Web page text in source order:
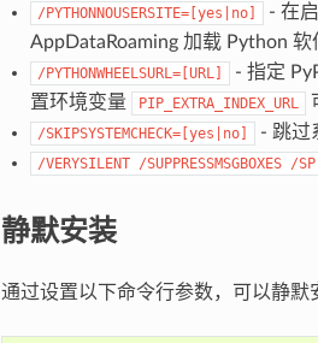
/PYTHONNOUSERSITE=[yes|no] - 在
AppDataRoaming 加载 Python 软
/PYTHONWHEELSURL=[URL]
- 指定
置环境变量
PIP_EXTRA_INDEX_URL
/SKIPSYSTEMCHECK=[yes|no] - 跳过
/VERYSILENT /SUPPRESSMSGBOXES /
静默安装
通过设置以下命令行参数，可以静默